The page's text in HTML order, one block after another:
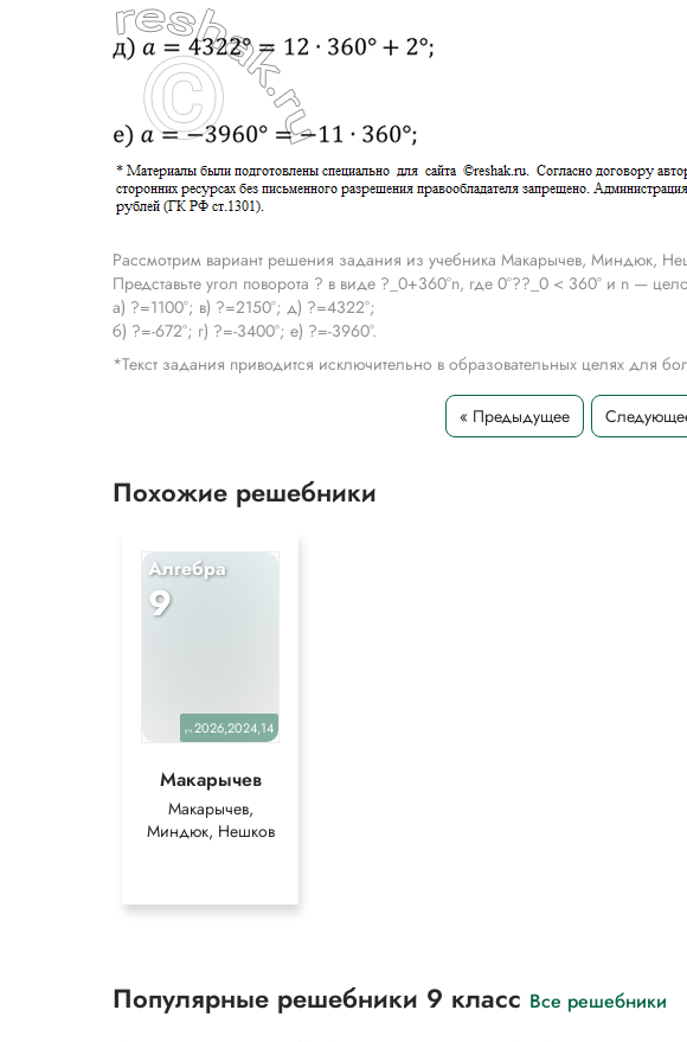
Рассмотрим вариант решения задания из учебника Макарычев, Миндюк,
Представьте угол поворота ? в виде ?_0+360°n, где 0°??_0 < 360° и n —
а) ?=1100°; в) ?=2150°; д) ?=4322°;
б) ?=-672°; г) ?=-3400°; е) ?=-3960°.
*Текст задания приводится исключительно в образовательных целях для
« Предыдущее
Похожие решебники
Алгебра
9
уч.2026,2024,14
Макарычев
Макарычев,
Миндюк, Нешков
Популярные решебники 9 класс Все решебники